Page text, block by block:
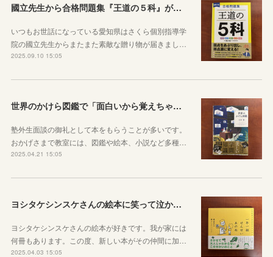
國立先生から合格問題集『王道の５科』が届きました！
いつもお世話になっている愛知県はさくら個別指導学
院の國立先生からまたまた素敵な贈り物が届きまし…
2025.09.10 15:05
世界のかけら図鑑で「面白いから覚えちゃう」を実感してほしい
塾外生面談の御礼として本をもらうことが多いです。
おかげさまで教室には、図鑑や絵本、小説など多種…
2025.04.21 15:05
ヨシタケシンスケさんの絵本に笑って泣かされた
ヨシタケシンスケさんの絵本が好きです。我が家には
何冊もあります。この度、新しい本がその仲間に加…
2025.04.03 15:05